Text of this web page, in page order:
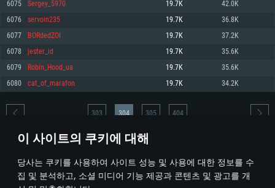
이 사이트의 쿠키에 대해
당사는 쿠키를 사용하여 사이트 성능 및 사용에 대한 정보를 수
집 및 분석하고, 소셜 미디어 기능 제공과 콘텐츠 및 광고를 개
권장 사양
570 혹은 그 이상
여유 저장 공간: 62.2 GB (전체 클라이언트)
권장 사양
네트워크: 브로드밴드 인터넷
여유 저장 공간: 62.2 GB (전체 클라이언트)
권장 사양
운영체제: Ubuntu 20.04 64bit
프로세서: Intel Core i7
메모리: 16 GB
그래픽 카드: Vulkan 을 지원하고, 최신 그래픽 드라이버를 지원하는 NVIDIA
1060 (6개월 미만) 혹은 그와 동급의 성능을 가지며 최신 그래픽 드라이버를
지원하는 AMD RX 570 (6개월 미만; 최소사양 지원 해상도 720p) 이상
여유 저장 공간: 62.2 GB (전체 클라이언트)
6075 Sergey_5970 19.7K 42.0K
6076 servoin235 19.7K 36.8K
6077 BORdedZOI 19.7K 37.2K
6078 jester_id 19.7K 35.6K
6079 Robin_Hood_ua 19.7K 35.6K
6080 cat_of_marafon 19.7K 34.2K
* 순위표는 매일 1회 갱신됩니다
303 304 305 404